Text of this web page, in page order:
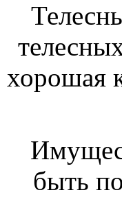
хорошая
быть